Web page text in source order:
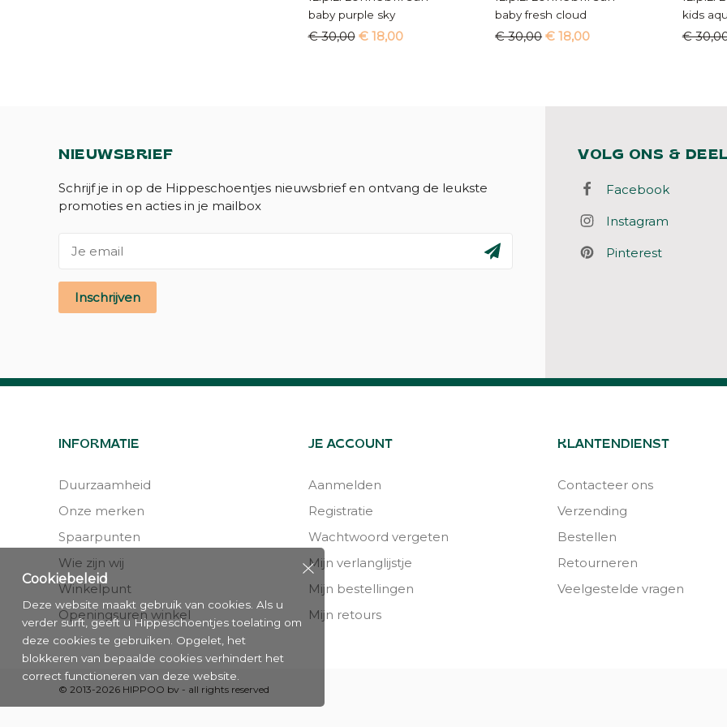
baby purple sky
€ 30,00 € 18,00
baby fresh cloud
€ 30,00 € 18,00
kids
€
NIEUWSBRIEF
Schrijf je in op de Hippeschoentjes nieuwsbrief en ontvang de leukste
promoties en acties in je mailbox
Inschrijven
VOLG ONS &
Facebook
Instagram
Pinterest
INFORMATIE
Duurzaamheid
Onze merken
Spaarpunten
Wie zijn wij
Winkelpunt
Openingsuren winkel
JE ACCOUNT
Aanmelden
Registratie
Wachtwoord vergeten
Mijn verlanglijstje
Mijn bestellingen
Mijn retours
KLANTENDIENST
Contacteer ons
Verzending
Bestellen
Retourneren
Veelgestelde vragen
© 2013-2026 HIPPOO bv - all rights reserved
Cookiebeleid
Deze website maakt gebruik van cookies. Als u
verder surft, geeft u Hippeschoentjes toelating om
deze cookies te gebruiken. Opgelet, het
blokkeren van bepaalde cookies verhindert het
correct functioneren van deze website.